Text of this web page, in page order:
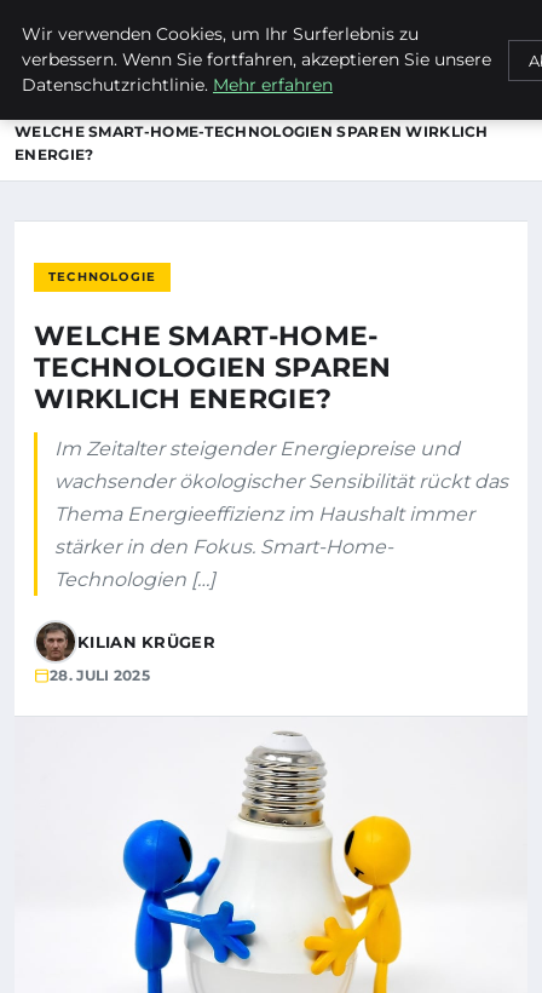
MTUCLUB
WELCHE SMART-HOME-TECHNOLOGIEN SPAREN WIRKLICH
ENERGIE?
TECHNOLOGIE
WELCHE SMART-HOME-
TECHNOLOGIEN SPAREN
WIRKLICH ENERGIE?
Im Zeitalter steigender Energiepreise und
wachsender ökologischer Sensibilität rückt das
Thema Energieeffizienz im Haushalt immer
stärker in den Fokus. Smart-Home-
Technologien […]
KILIAN KRÜGER
28. JULI 2025
Wir verwenden Cookies, um Ihr Surferlebnis zu
verbessern. Wenn Sie fortfahren, akzeptieren Sie unsere
Datenschutzrichtlinie. Mehr erfahren